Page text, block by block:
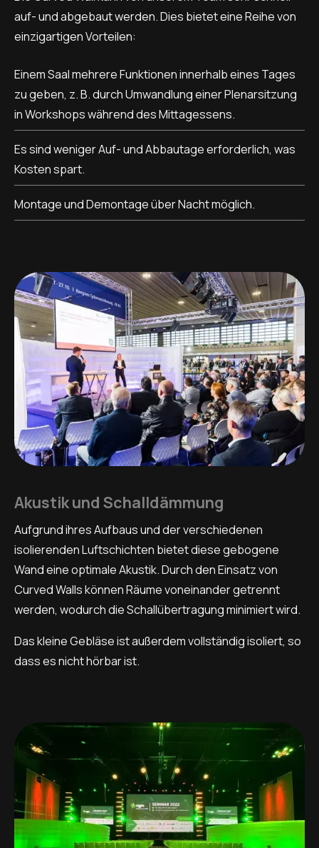
auf- und abgebaut werden. Dies bietet eine Reihe von
einzigartigen Vorteilen:
Einem Saal mehrere Funktionen innerhalb eines Tages
zu geben, z. B. durch Umwandlung einer Plenarsitzung
in Workshops während des Mittagessens.
Es sind weniger Auf- und Abbautage erforderlich, was
Kosten spart.
Montage und Demontage über Nacht möglich.
Akustik und Schalldämmung
Aufgrund ihres Aufbaus und der verschiedenen
isolierenden Luftschichten bietet diese gebogene
Wand eine optimale Akustik. Durch den Einsatz von
Curved Walls können Räume voneinander getrennt
werden, wodurch die Schallübertragung minimiert wird.
Das kleine Gebläse ist außerdem vollständig isoliert, so
dass es nicht hörbar ist.